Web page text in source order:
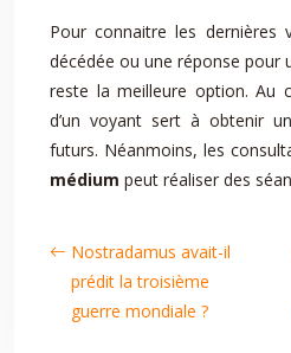
Pour connaitre les dernières
décédée ou une réponse pour
reste la meilleure option. Au
d’un voyant sert à obtenir
futurs. Néanmoins, les
médium peut réaliser des
Nostradamus avait-il
prédit la troisième
guerre mondiale ?